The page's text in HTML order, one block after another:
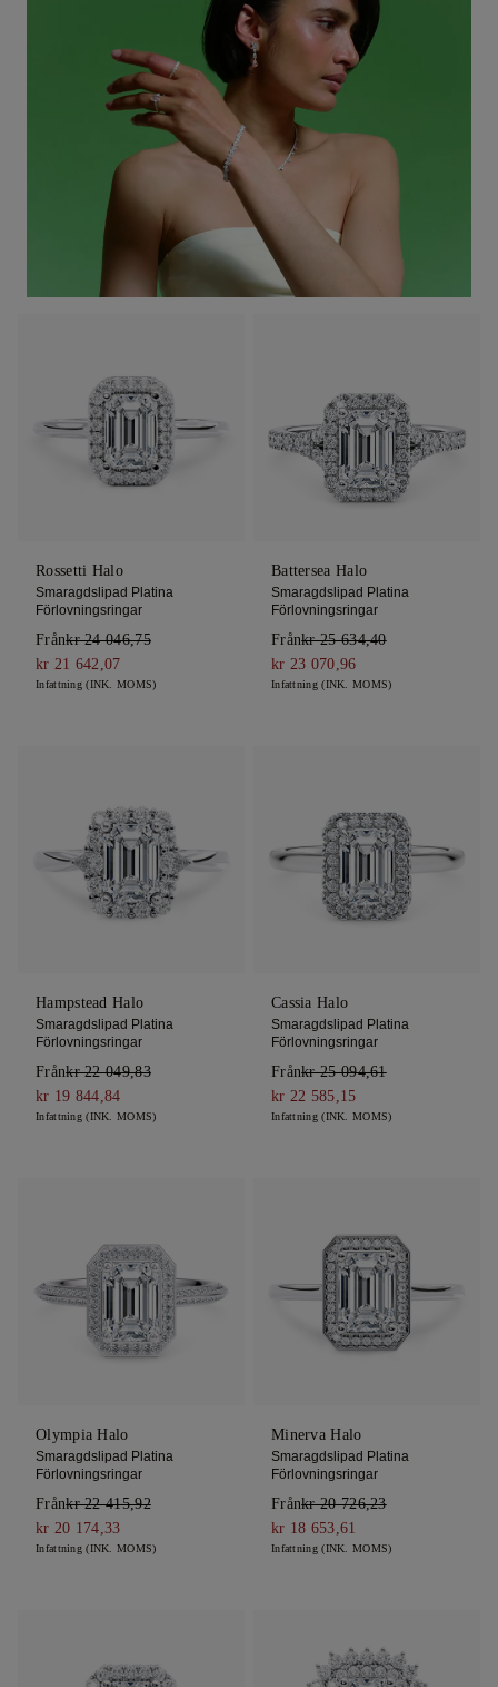
Rossetti Halo
Smaragdslipad Platina
Förlovningsringar
Frånkr 24 046,75
kr 21 642,07
Infattning (INK. MOMS)
Battersea Halo
Smaragdslipad Platina
Förlovningsringar
Frånkr 25 634,40
kr 23 070,96
Infattning (INK. MOMS)
Hampstead Halo
Smaragdslipad Platina
Förlovningsringar
Frånkr 22 049,83
kr 19 844,84
Infattning (INK. MOMS)
Cassia Halo
Smaragdslipad Platina
Förlovningsringar
Frånkr 25 094,61
kr 22 585,15
Infattning (INK. MOMS)
Olympia Halo
Smaragdslipad Platina
Förlovningsringar
Frånkr 22 415,92
kr 20 174,33
Infattning (INK. MOMS)
Minerva Halo
Smaragdslipad Platina
Förlovningsringar
Frånkr 20 726,23
kr 18 653,61
Infattning (INK. MOMS)